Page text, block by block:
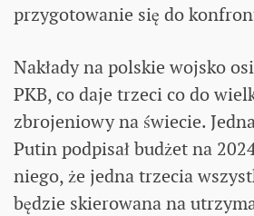
przygotowanie się do
Nakłady na polskie wojsko
PKB, co daje trzeci co do
zbrojeniowy na świecie.
Putin podpisał budżet na
niego, że jedna trzecia
będzie skierowana na